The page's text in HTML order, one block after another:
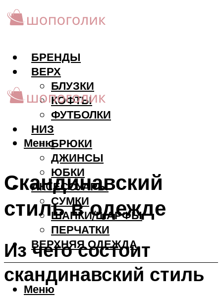
БРЕНДЫ
ВЕРХ
БЛУЗКИ
КОФТЫ
ФУТБОЛКИ
НИЗ
БРЮКИ
ДЖИНСЫ
ЮБКИ
АКCЕССУАРЫ
СУМКИ
ШАПКИ/ШАРФЫ
ПЕРЧАТКИ
ВЕРХНЯЯ ОДЕЖДА
Меню
Меню
Скандинавский
стиль в одежде
Из чего состоит
скандинавский стиль